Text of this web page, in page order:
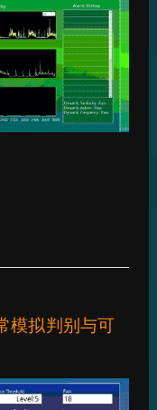
模拟判别与可